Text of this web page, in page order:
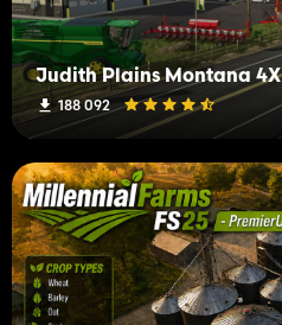
Judith Plains Montana 4X
188 092